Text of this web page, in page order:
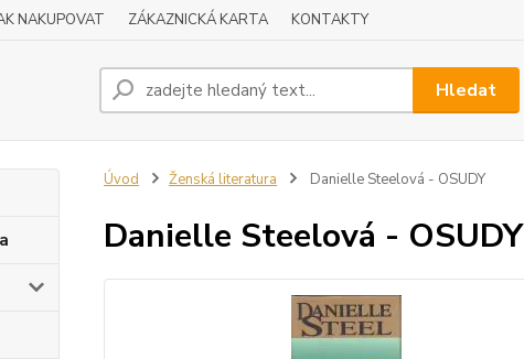
NAKUPOVAT ZÁKAZNICKÁ KARTA KONTAKTY
Hledat
Úvod Ženská literatura Danielle Steelová - OSUDY
Danielle Steelová - OSUDY